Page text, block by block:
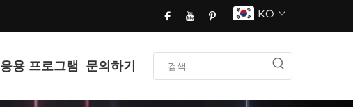
KO
응용 프로그램 문의하기